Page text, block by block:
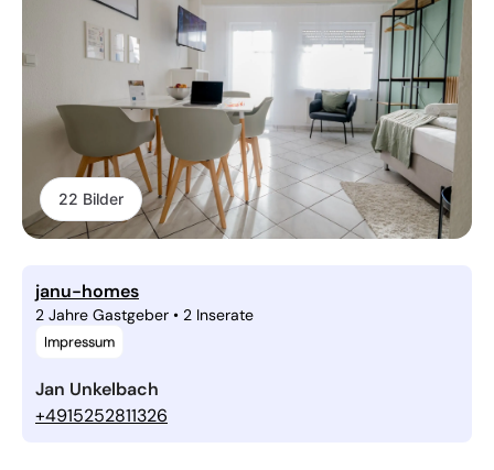
22 Bilder
janu-homes
2 Jahre Gastgeber • 2 Inserate
Impressum
Jan Unkelbach
+4915252811326